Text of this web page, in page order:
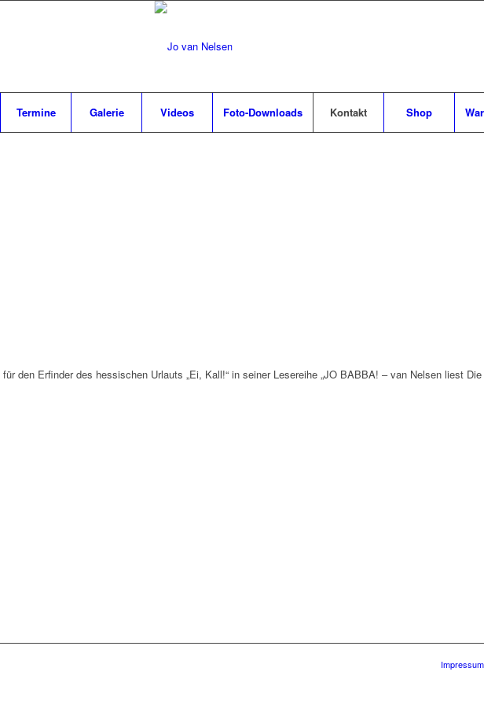
Termine Galerie Videos Foto-Downloads Kontakt Shop
den Erfinder des hessischen Urlauts „Ei, Kall!“ in seiner Lesereihe „JO BABBA! – van Nelsen liest
Impressum